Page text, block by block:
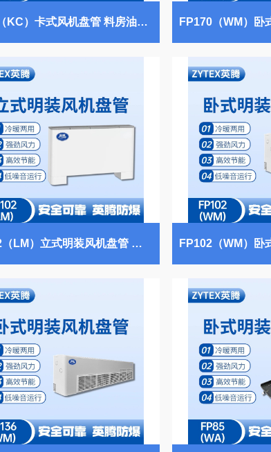
FP68（KC）卡式风机盘管 料房油漆仓库使用
FP102（LM）立式明装风机盘管 化工实验室使用